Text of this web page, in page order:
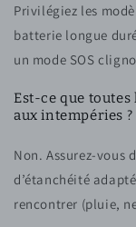
Privilégiez les
batterie longue
un mode SOS
Est-ce que
aux intempéries ?
Non. Assurez-vous
d’étanchéité
rencontrer (pluie,